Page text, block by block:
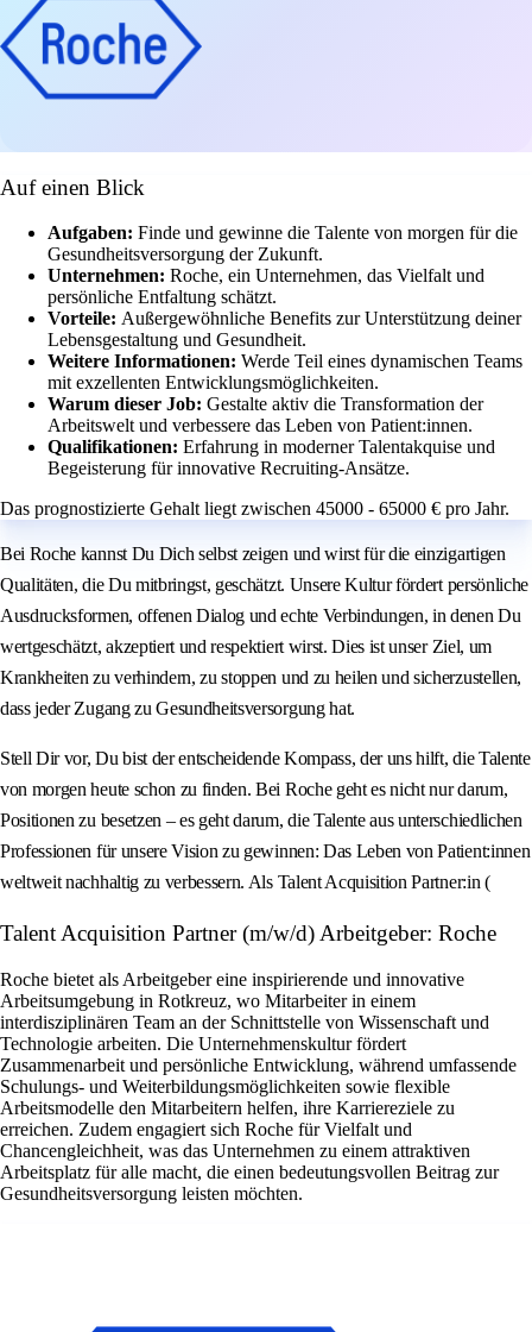
Auf einen Blick
Aufgaben: Finde und gewinne die Talente von morgen für die
Gesundheitsversorgung der Zukunft.
Unternehmen: Roche, ein Unternehmen, das Vielfalt und
persönliche Entfaltung schätzt.
Vorteile: Außergewöhnliche Benefits zur Unterstützung deiner
Lebensgestaltung und Gesundheit.
Weitere Informationen: Werde Teil eines dynamischen Teams
mit exzellenten Entwicklungsmöglichkeiten.
Warum dieser Job: Gestalte aktiv die Transformation der
Arbeitswelt und verbessere das Leben von Patient:innen.
Qualifikationen: Erfahrung in moderner Talentakquise und
Begeisterung für innovative Recruiting-Ansätze.
Das prognostizierte Gehalt liegt zwischen 45000 - 65000 € pro Jahr.
Bei Roche kannst Du Dich selbst zeigen und wirst für die einzigartigen
Qualitäten, die Du mitbringst, geschätzt. Unsere Kultur fördert persönliche
Ausdrucksformen, offenen Dialog und echte Verbindungen, in denen Du
wertgeschätzt, akzeptiert und respektiert wirst. Dies ist unser Ziel, um
Krankheiten zu verhindern, zu stoppen und zu heilen und sicherzustellen,
dass jeder Zugang zu Gesundheitsversorgung hat.
Stell Dir vor, Du bist der entscheidende Kompass, der uns hilft, die Talente
von morgen heute schon zu finden. Bei Roche geht es nicht nur darum,
Positionen zu besetzen – es geht darum, die Talente aus unterschiedlichen
Professionen für unsere Vision zu gewinnen: Das Leben von Patient:innen
weltweit nachhaltig zu verbessern. Als Talent Acquisition Partner:in (
Talent Acquisition Partner (m/w/d) Arbeitgeber: Roche
Roche bietet als Arbeitgeber eine inspirierende und innovative
Arbeitsumgebung in Rotkreuz, wo Mitarbeiter in einem
interdisziplinären Team an der Schnittstelle von Wissenschaft und
Technologie arbeiten. Die Unternehmenskultur fördert
Zusammenarbeit und persönliche Entwicklung, während umfassende
Schulungs- und Weiterbildungsmöglichkeiten sowie flexible
Arbeitsmodelle den Mitarbeitern helfen, ihre Karriereziele zu
erreichen. Zudem engagiert sich Roche für Vielfalt und
Chancengleichheit, was das Unternehmen zu einem attraktiven
Arbeitsplatz für alle macht, die einen bedeutungsvollen Beitrag zur
Gesundheitsversorgung leisten möchten.